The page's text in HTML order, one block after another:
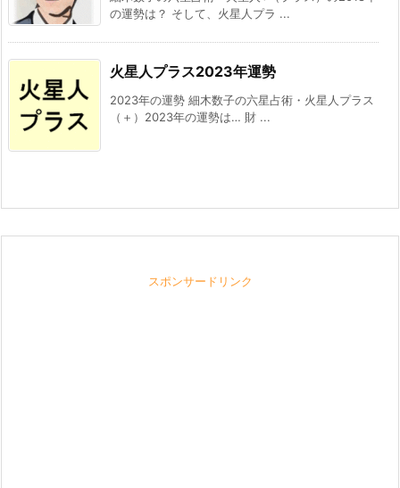
の運勢は？ そして、火星人プラ ...
火星人プラス2023年運勢
2023年の運勢 細木数子の六星占術・火星人プラス
（＋）2023年の運勢は… 財 ...
スポンサードリンク